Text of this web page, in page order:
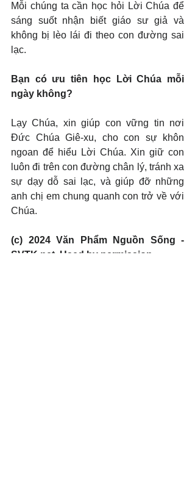
Mỗi chúng ta cần học hỏi Lời Chúa để
sáng suốt nhận biết giáo sư giả và
không bị lèo lái đi theo con đường sai
lạc.
Bạn có ưu tiên học Lời Chúa mỗi
ngày không?
Lạy Chúa, xin giúp con vững tin nơi
Đức Chúa Giê-xu, cho con sự khôn
ngoan để hiểu Lời Chúa. Xin giữ con
luôn đi trên con đường chân lý, tránh xa
sự dạy dỗ sai lạc, và giúp đỡ những
anh chị em chung quanh con trở về với
Chúa.
(c) 2024 Văn Phẩm Nguồn Sống -
SVTK.net. Used by permission.